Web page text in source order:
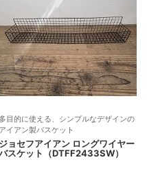
多目的に使える、シンプルなデザインの
アイアン製バスケット
ジョセフアイアン ロングワイヤー
スケット（DTFF2433SW）